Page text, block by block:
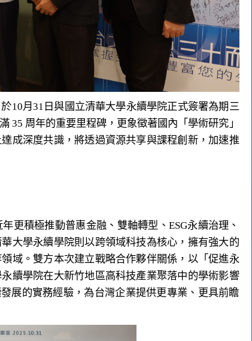
10月31日與國立清華大學永續學院正式簽署為期三
35 周年的重要里程碑，更象徵著國內「學術研究」
成深度共識，將透過資源共享與課程創新，加速推
更積極推動普惠金融、雙軸轉型、ESG永續治理、
大學永續學院則以跨領域科技為核心，擁有強大的
域。雙方本次建立戰略合作夥伴關係，以「促進永
續學院在大新竹地區高科技產業聚落中的學術影響
展的實務經驗，為台灣企業提供更專業、更具前瞻